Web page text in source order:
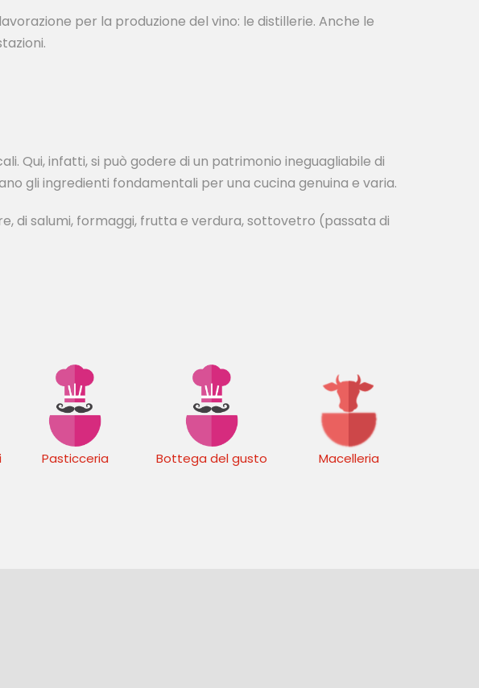
per la produzione del vino: le distillerie. Anche le
Qui, infatti, si può godere di un patrimonio ineguagliabile di
gli ingredienti fondamentali per una cucina genuina e varia.
di salumi, formaggi, frutta e verdura, sottovetro (passata di
Pasticceria Bottega del gusto Macelleria